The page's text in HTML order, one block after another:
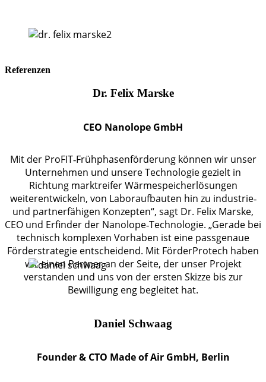
Referenzen
Dr. Felix Marske
CEO Nanolope GmbH
Mit der ProFIT‑Frühphasenförderung können wir unser
Unternehmen und unsere Technologie gezielt in
Richtung marktreifer Wärmespeicherlösungen
weiterentwickeln, von Laboraufbauten hin zu industrie‑
und partnerfähigen Konzepten“, sagt Dr. Felix Marske,
CEO und Erfinder der Nanolope‑Technologie. „Gerade bei
technisch komplexen Vorhaben ist eine passgenaue
Förderstrategie entscheidend. Mit FörderProtech haben
wir einen Partner an der Seite, der unser Projekt
verstanden und uns von der ersten Skizze bis zur
Bewilligung eng begleitet hat.
Daniel Schwaag
Founder & CTO Made of Air GmbH, Berlin